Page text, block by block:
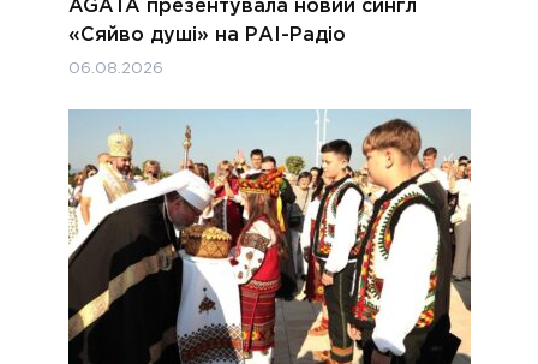
AGATA презентувала новий сингл
«Сяйво душі» на РАІ-Радіо
06.08.2026